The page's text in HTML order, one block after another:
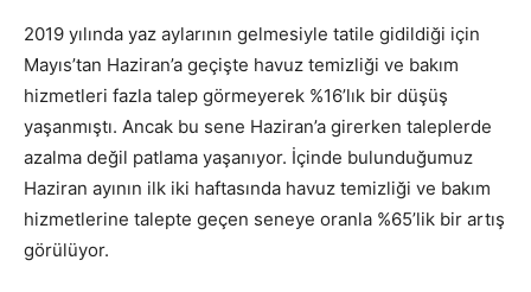
2019 yılında yaz aylarının gelmesiyle tatile gidildiği için
Mayıs’tan Haziran’a geçişte havuz temizliği ve bakım
hizmetleri fazla talep görmeyerek %16’lık bir düşüş
yaşanmıştı. Ancak bu sene Haziran’a girerken taleplerde
azalma değil patlama yaşanıyor. İçinde bulunduğumuz
Haziran ayının ilk iki haftasında havuz temizliği ve bakım
hizmetlerine talepte geçen seneye oranla %65’lik bir artış
görülüyor.